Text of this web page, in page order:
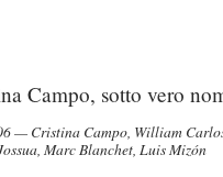
Campo, sotto vero
— Cristina Campo, William
Marc Blanchet, Luis Mizón